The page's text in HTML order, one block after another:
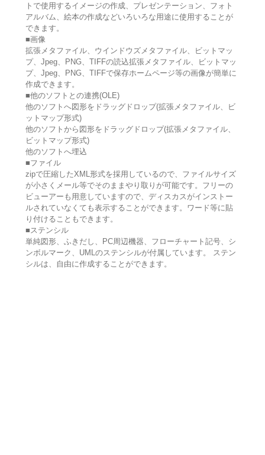
トで使用するイメージの作成、プレゼンテーション、フォト
アルバム、絵本の作成などいろいろな用途に使用することが
できます。
■画像
拡張メタファイル、ウインドウズメタファイル、ビットマッ
プ、Jpeg、PNG、TIFFの読込拡張メタファイル、ビットマッ
プ、Jpeg、PNG、TIFFで保存ホームページ等の画像が簡単に
作成できます。
■他のソフトとの連携(OLE)
他のソフトへ図形をドラッグドロップ(拡張メタファイル、ビ
ットマップ形式)
他のソフトから図形をドラッグドロップ(拡張メタファイル、
ビットマップ形式)
他のソフトへ埋込
■ファイル
zipで圧縮したXML形式を採用しているので、ファイルサイズ
が小さくメール等でそのままやり取りが可能です。フリーの
ビューアーも用意していますので、ディスカスがインストー
ルされていなくても表示することができます。ワード等に貼
り付けることもできます。
■ステンシル
単純図形、ふきだし、PC周辺機器、フローチャート記号、シ
ンボルマーク、UMLのステンシルが付属しています。 ステン
シルは、自由に作成することができます。